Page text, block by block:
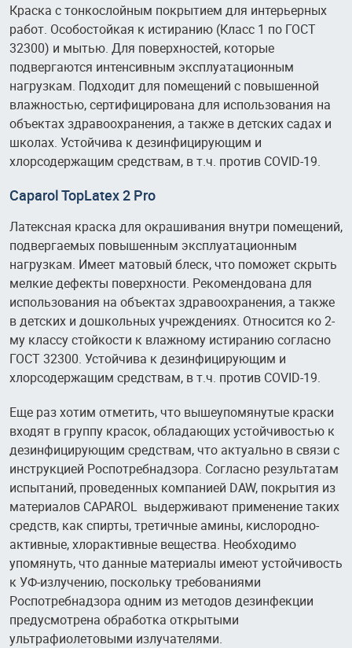
Краска с тонкослойным покрытием для интерьерных
работ. Особостойкая к истиранию (Класс 1 по ГОСТ
32300) и мытью. Для поверхностей, которые
подвергаются интенсивным эксплуатационным
нагрузкам. Подходит для помещений с повышенной
влажностью, сертифицирована для использования на
объектах здравоохранения, а также в детских садах и
школах. Устойчива к дезинфицирующим и
хлорсодержащим средствам, в т.ч. против COVID-19.
Caparol TopLatex 2 Pro
Латексная краска для окрашивания внутри помещений,
подвергаемых повышенным эксплуатационным
нагрузкам. Имеет матовый блеск, что поможет скрыть
мелкие дефекты поверхности. Рекомендована для
использования на объектах здравоохранения, а также
в детских и дошкольных учреждениях. Относится ко 2-
му классу стойкости к влажному истиранию согласно
ГОСТ 32300. Устойчива к дезинфицирующим и
хлорсодержащим средствам, в т.ч. против COVID-19.
Еще раз хотим отметить, что вышеупомянутые краски
входят в группу красок, обладающих устойчивостью к
дезинфицирующим средствам, что актуально в связи с
инструкцией Роспотребнадзора. Согласно результатам
испытаний, проведенных компанией DAW, покрытия из
материалов CAPAROL выдерживают применение таких
средств, как спирты, третичные амины, кислородно-
активные, хлорактивные вещества. Необходимо
упомянуть, что данные материалы имеют устойчивость
к УФ-излучению, поскольку требованиями
Роспотребнадзора одним из методов дезинфекции
предусмотрена обработка открытыми
ультрафиолетовыми излучателями.